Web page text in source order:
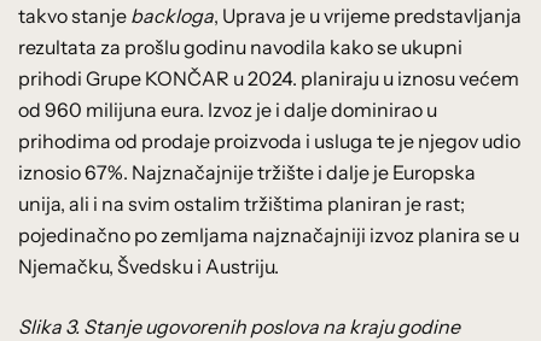
takvo stanje backloga, Uprava je u vrijeme predstavljanja
rezultata za prošlu godinu navodila kako se ukupni
prihodi Grupe KONČAR u 2024. planiraju u iznosu većem
od 960 milijuna eura. Izvoz je i dalje dominirao u
prihodima od prodaje proizvoda i usluga te je njegov udio
iznosio 67%. Najznačajnije tržište i dalje je Europska
unija, ali i na svim ostalim tržištima planiran je rast;
pojedinačno po zemljama najznačajniji izvoz planira se u
Njemačku, Švedsku i Austriju.
Slika 3. Stanje ugovorenih poslova na kraju godine